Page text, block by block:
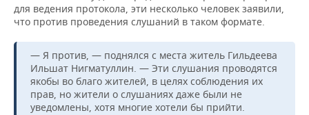
для ведения протокола, эти несколько человек заявили,
что против проведения слушаний в таком формате.
— Я против, — поднялся с места житель Гильдеева
Ильшат Нигматуллин. — Эти слушания проводятся
якобы во благо жителей, в целях соблюдения их
прав, но жители о слушаниях даже были не
уведомлены, хотя многие хотели бы прийти.